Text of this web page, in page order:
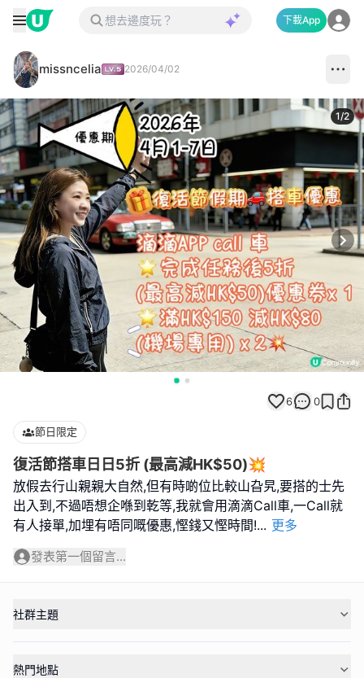
下載App
missncelia 2026/04/02
1/2
6 0
節日限定
復活節搭車日日5折 (最高減HK$50)💥
放假去行山親親大自然,但有時啲位比較山旮旯,要搭的士先
出入到,不過唔想企喺到乾等,我就會用滴滴Call車,一Call就
有人接單,加埋有唔同嘅優惠,慳錢又慳時間!... 更多
發表第一個留言...
社群主題
熱門地點